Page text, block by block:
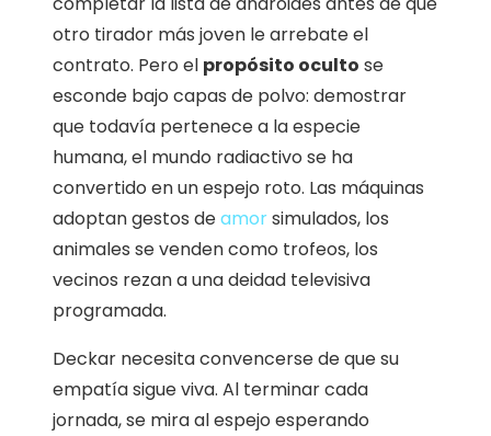
otro tirador más joven le arrebate el
contrato. Pero el propósito oculto se
esconde bajo capas de polvo: demostrar
que todavía pertenece a la especie
humana, el mundo radiactivo se ha
convertido en un espejo roto. Las máquinas
adoptan gestos deamorsimulados, los
animales se venden como trofeos, los
vecinos rezan a una deidad televisiva
programada.
Deckar necesita convencerse de que su
empatía sigue viva. Al terminar cada
jornada, se mira al espejo esperando